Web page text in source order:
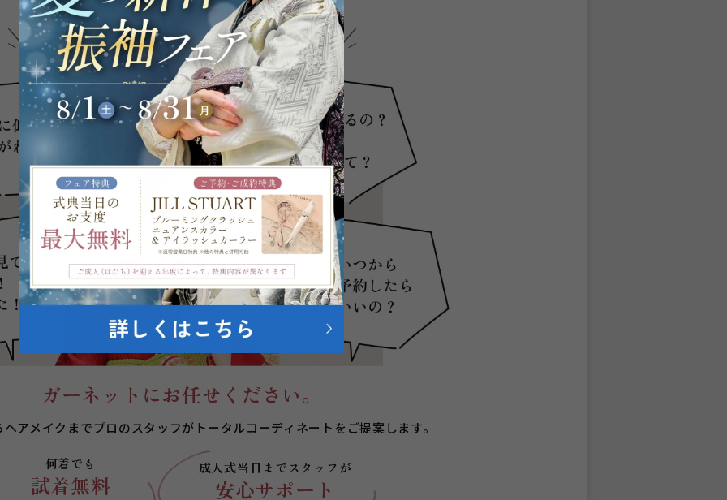
こんなお悩みありませんか？
ガーネットにお任せください。
アメイクまでプロのスタッフが トータルコーディネートをご提案します。
何着でも
試着無料
成人式当日までスタッフが
安心サポート